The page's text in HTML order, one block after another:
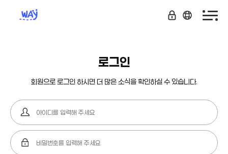
로그인
회원으로 로그인 하시면 더 많은 소식을 확인하실 수 있습니다.